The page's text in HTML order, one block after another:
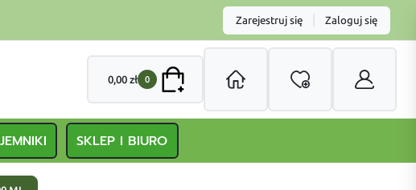
Zarejestruj się Zaloguj się
0,00 zł 0
SKLEP I BIURO